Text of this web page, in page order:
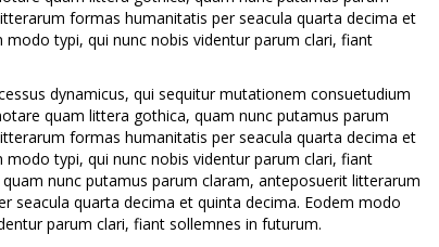
formas humanitatis per seacula quarta decima et
modo typi, qui nunc nobis videntur parum clari, fiant
dynamicus, qui sequitur mutationem consuetudium
quam littera gothica, quam nunc putamus parum
formas humanitatis per seacula quarta decima et
modo typi, qui nunc nobis videntur parum clari, fiant
nunc putamus parum claram, anteposuerit litterarum
seacula quarta decima et quinta decima. Eodem modo
parum clari, fiant sollemnes in futurum.